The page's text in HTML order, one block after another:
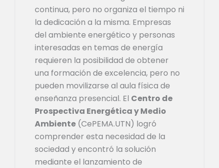
continua, pero no organiza el tiempo ni
la dedicación a la misma. Empresas
del ambiente energético y personas
interesadas en temas de energía
requieren la posibilidad de obtener
una formación de excelencia, pero no
pueden movilizarse al aula física de
enseñanza presencial. El Centro de
Prospectiva Energética y Medio
Ambiente (CePEMA.UTN) logró
comprender esta necesidad de la
sociedad y encontró la solución
mediante el lanzamiento de